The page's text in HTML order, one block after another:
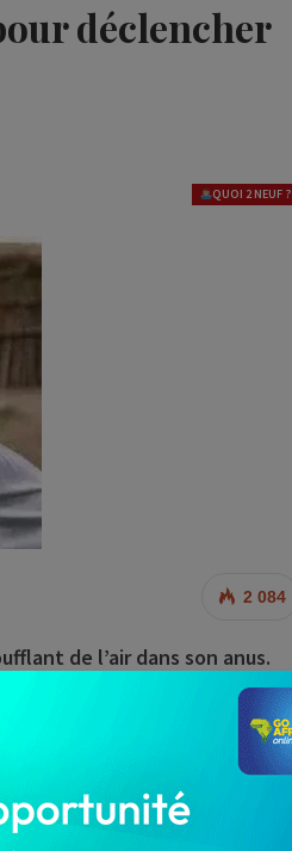
déclencher
QUOI 2 NEUF ?
2 084
de l’air dans son anus.
qui a pour effet, de